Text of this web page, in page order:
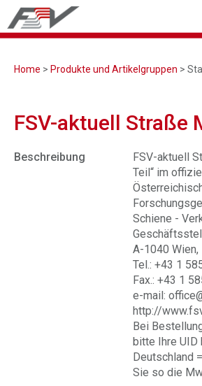
Home > Produkte und Artikelgruppen >
FSV-aktuell Straße
Beschreibung
FSV-aktuell
Teil“ im
Schiene -
A-1040
Tel.: +43 1
Fax.: +43 1
e-mail:
http://
Bei
bitte Ihre UID
Deutschland
Sie so die